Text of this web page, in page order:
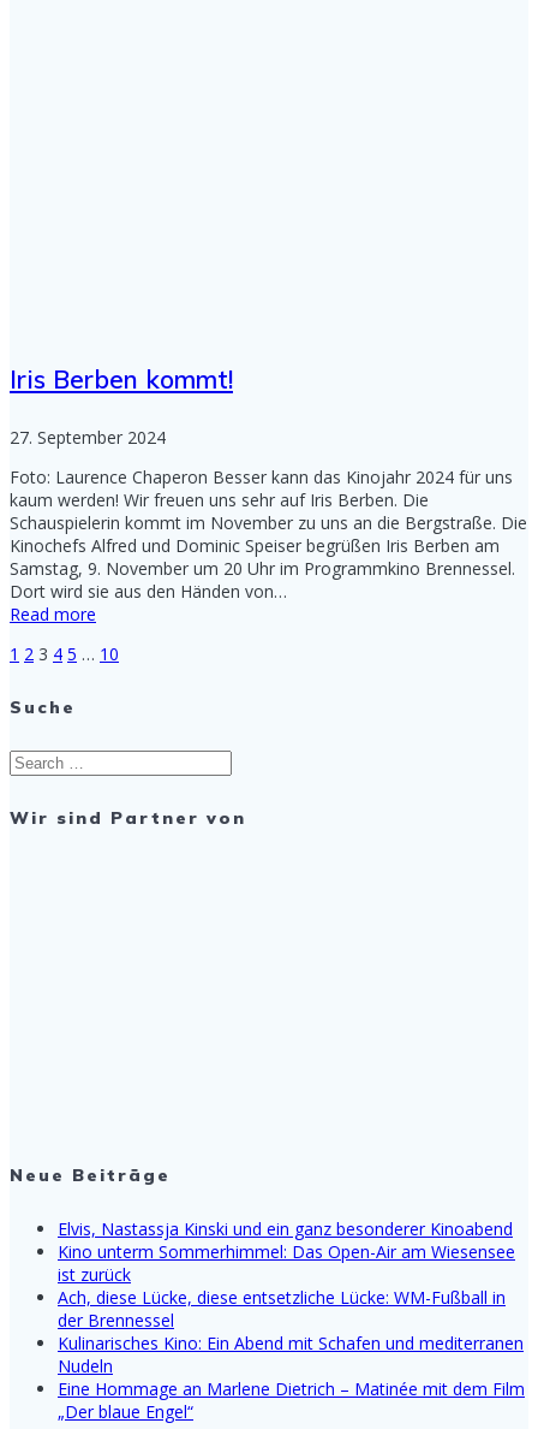
Iris Berben kommt!
27. September 2024
Foto: Laurence Chaperon Besser kann das Kinojahr 2024 für uns
kaum werden! Wir freuen uns sehr auf Iris Berben. Die
Schauspielerin kommt im November zu uns an die Bergstraße. Die
Kinochefs Alfred und Dominic Speiser begrüßen Iris Berben am
Samstag, 9. November um 20 Uhr im Programmkino Brennessel.
Dort wird sie aus den Händen von…
Read more
Posts
navigation
Page
1 Page
2 Page
3 Page
4 Page
5 … Page
10
Suche
Search
for:
Wir sind Partner von
Neue Beiträge
Elvis, Nastassja Kinski und ein ganz besonderer Kinoabend
Kino unterm Sommerhimmel: Das Open-Air am Wiesensee
ist zurück
Ach, diese Lücke, diese entsetzliche Lücke: WM-Fußball in
der Brennessel
Kulinarisches Kino: Ein Abend mit Schafen und mediterranen
Nudeln
Eine Hommage an Marlene Dietrich – Matinée mit dem Film
„Der blaue Engel“